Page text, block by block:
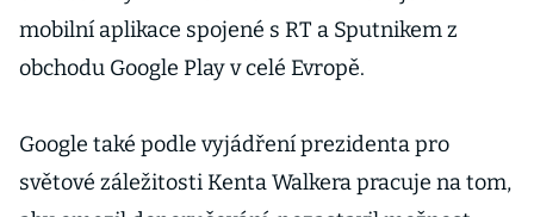
mobilní aplikace spojené s RT a Sputnikem z
obchodu Google Play v celé Evropě.
Google také podle vyjádření prezidenta pro
světové záležitosti Kenta Walkera pracuje na tom,